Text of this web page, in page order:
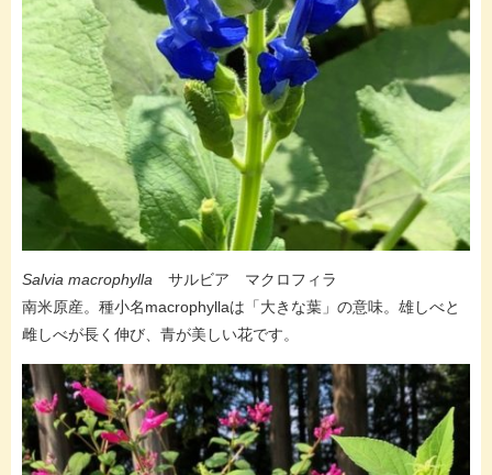
Salvia macrophylla サルビア マクロフィラ
南米原産。種小名macrophyllaは「大きな葉」の意味。雄しべと
雌しべが長く伸び、青が美しい花です。